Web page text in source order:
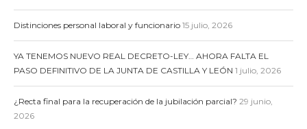
Distinciones personal laboral y funcionario 15 julio, 2026
YA TENEMOS NUEVO REAL DECRETO-LEY… AHORA FALTA EL
PASO DEFINITIVO DE LA JUNTA DE CASTILLA Y LEÓN 1 julio, 2026
¿Recta final para la recuperación de la jubilación parcial? 29 junio,
2026